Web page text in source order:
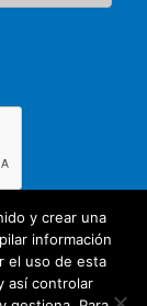
y crear una
información
el uso de esta
así controlar